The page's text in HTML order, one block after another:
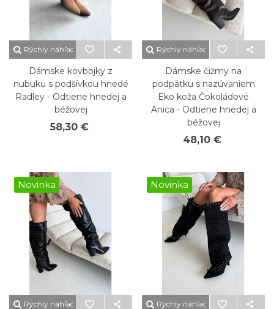
Rýchly náhľad
Dámske kovbojky z
nubuku s podšívkou hnedé
Radley - Odtiene hnedej a
béžovej
58,30 €
Rýchly náhľad
Dámske čižmy na
podpätku s nazúvaniem
Eko koža Čokoládové
Anica - Odtiene hnedej a
béžovej
48,10 €
Novinka
Rýchly náhľad
Novinka
Rýchly náhľad